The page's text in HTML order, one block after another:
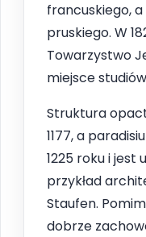
francuskiego,
pruskiego. W
Towarzystwo
miejsce
Struktura
1177, a
1225 roku i jest
przykład
Staufen.
dobrze